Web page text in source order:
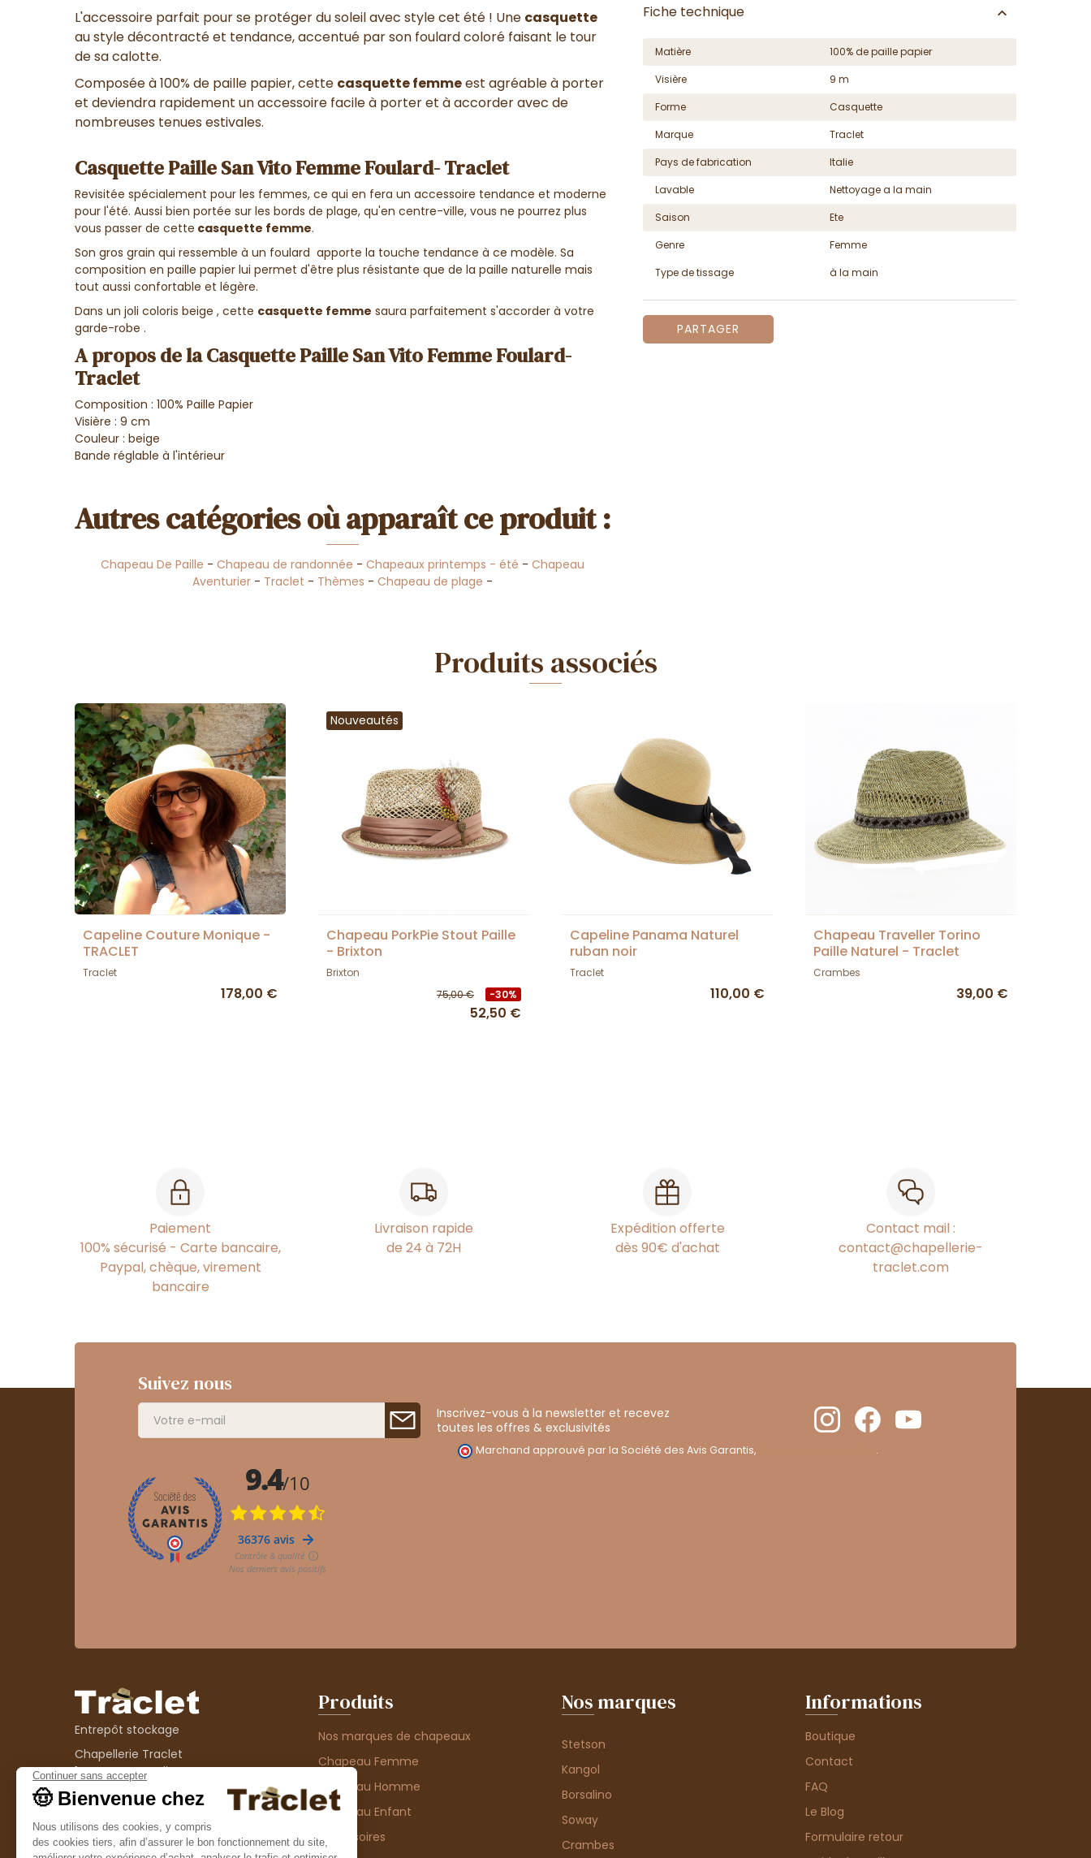
L'accessoire parfait pour se protéger du soleil avec style cet été ! Une casquette
au style décontracté et tendance, accentué par son foulard coloré faisant le tour
de sa calotte.
Composée à 100% de paille papier, cette casquette femmeest agréable à porter
et deviendra rapidement un accessoire facile à porter et à accorder avec de
nombreuses tenues estivales.
Casquette Paille San Vito Femme Foulard- Traclet
Revisitée spécialement pour les femmes, ce qui en fera un accessoire tendance et moderne
pour l'été. Aussi bien portée sur les bords de plage, qu'en centre-ville, vous ne pourrez plus
vous passer de cette casquette femme.
Son gros grain qui ressemble à un foulard apporte la touche tendance à ce modèle. Sa
composition en paille papier lui permet d'être plus résistante que de la paille naturelle mais
tout aussi confortable et légère.
Dans un joli coloris beige , cette casquette femme saura parfaitement s'accorder à votre
garde-robe .
A propos de la Casquette Paille San Vito Femme Foulard-
Traclet
Composition : 100% Paille Papier
Visière : 9 cm
Couleur : beige
Bande réglable à l'intérieur
Autres catégories où apparaît ce produit :
Chapeau De Paille - Chapeau de randonnée - Chapeaux printemps - été - Chapeau
Aventurier- Traclet - Thèmes - Chapeau de plage -
Fiche technique
Matière
100% de paille papier
Visière
9 m
Forme
Casquette
Marque
Traclet
Pays de fabrication
Italie
Lavable
Nettoyage a la main
Saison
Ete
Genre
Femme
Type de tissage
à la main
PARTAGER
Produits associés
Capeline Couture Monique -
TRACLET
Traclet
178,00 €
Nouveautés
Chapeau PorkPie Stout Paille
- Brixton
Brixton
75,00 €
-30%
52,50 €
Capeline Panama Naturel
ruban noir
Traclet
110,00 €
Chapeau Traveller Torino
Paille Naturel - Traclet
Crambes
39,00 €
Paiement
100% sécurisé - Carte bancaire,
Paypal, chèque, virement
bancaire
Livraison rapide
de 24 à 72H
Expédition offerte
dès 90€ d'achat
Contact mail :
contact@chapellerie-
traclet.com
Suivez nous
Inscrivez-vous à la newsletter et recevez
toutes les offres & exclusivités
Marchand approuvé par la Société des Avis Garantis, .
Entrepôt stockage
Chapellerie Traclet
14 Impasse Bardin
42300 Roanne
contact@chapellerie-traclet.com
Boutique
Chapellerie Traclet
Produits
Nos marques de chapeaux
Chapeau Femme
Chapeau Homme
Chapeau Enfant
Accessoires
Nos marques
Stetson
Kangol
Borsalino
Soway
Crambes
Informations
Boutique
Contact
FAQ
Le Blog
Formulaire retour